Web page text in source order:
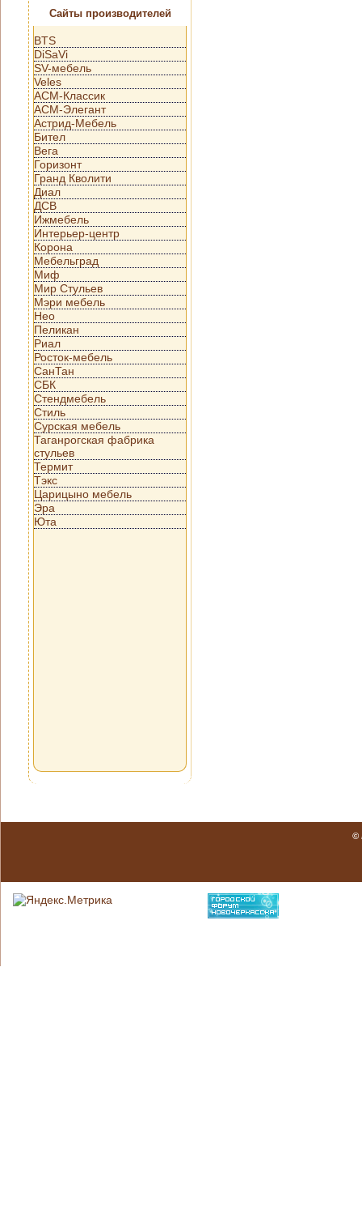
Сайты производителей
BTS
DiSaVi
SV-мебель
Veles
АСМ-Классик
АСМ-Элегант
Астрид-Мебель
Бител
Вега
Горизонт
Гранд Кволити
Диал
ДСВ
Ижмебель
Интерьер-центр
Корона
Мебельград
Миф
Мир Стульев
Мэри мебель
Нео
Пеликан
Риал
Росток-мебель
СанТан
СБК
Стендмебель
Стиль
Сурская мебель
Таганрогская фабрика
стульев
Термит
Тэкс
Царицыно мебель
Эра
Юта
©